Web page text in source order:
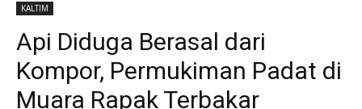
KALTIM
Api Diduga Berasal dari
Kompor, Permukiman Padat di
Muara Rapak Terbakar